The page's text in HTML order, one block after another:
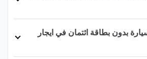
بدون بطاقة ائتمان في ايجار